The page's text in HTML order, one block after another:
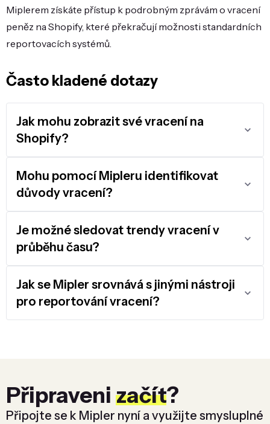
Miplerem získáte přístup k podrobným zprávám o vracení
peněz na Shopify, které překračují možnosti standardních
reportovacích systémů.
Často kladené dotazy
Jak mohu zobrazit své vracení na
Shopify?
Mohu pomocí Mipleru identifikovat
důvody vracení?
Je možné sledovat trendy vracení v
průběhu času?
Jak se Mipler srovnává s jinými nástroji
pro reportování vracení?
Připraveni začít?
Připojte se k Mipler nyní a využijte smysluplné